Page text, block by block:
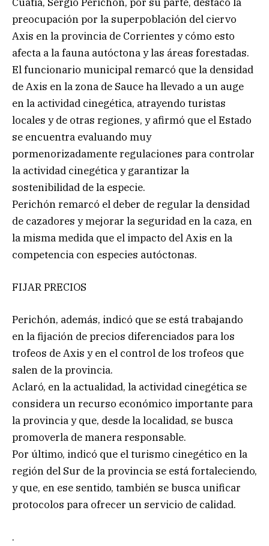
preocupación por la superpoblación del ciervo
Axis en la provincia de Corrientes y cómo esto
afecta a la fauna autóctona y las áreas forestadas.
El funcionario municipal remarcó que la densidad
de Axis en la zona de Sauce ha llevado a un auge
en la actividad cinegética, atrayendo turistas
locales y de otras regiones, y afirmó que el Estado
se encuentra evaluando muy
pormenorizadamente regulaciones para controlar
la actividad cinegética y garantizar la
sostenibilidad de la especie.
Perichón remarcó el deber de regular la densidad
de cazadores y mejorar la seguridad en la caza, en
la misma medida que el impacto del Axis en la
competencia con especies autóctonas.
FIJAR PRECIOS
Perichón, además, indicó que se está trabajando
en la fijación de precios diferenciados para los
trofeos de Axis y en el control de los trofeos que
salen de la provincia.
Aclaró, en la actualidad, la actividad cinegética se
considera un recurso económico importante para
la provincia y que, desde la localidad, se busca
promoverla de manera responsable.
Por último, indicó que el turismo cinegético en la
región del Sur de la provincia se está fortaleciendo,
y que, en ese sentido, también se busca unificar
protocolos para ofrecer un servicio de calidad.
.